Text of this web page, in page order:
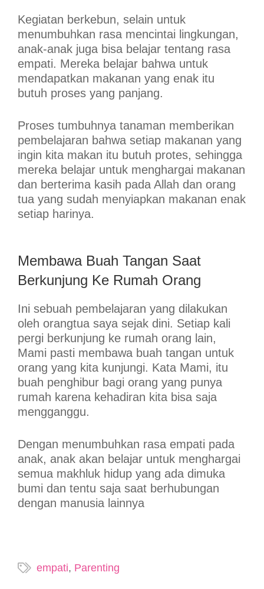
Kegiatan berkebun, selain untuk
menumbuhkan rasa mencintai lingkungan,
anak-anak juga bisa belajar tentang rasa
empati. Mereka belajar bahwa untuk
mendapatkan makanan yang enak itu
butuh proses yang panjang.
Proses tumbuhnya tanaman memberikan
pembelajaran bahwa setiap makanan yang
ingin kita makan itu butuh protes, sehingga
mereka belajar untuk menghargai makanan
dan berterima kasih pada Allah dan orang
tua yang sudah menyiapkan makanan enak
setiap harinya.
Membawa Buah Tangan Saat
Berkunjung Ke Rumah Orang
Ini sebuah pembelajaran yang dilakukan
oleh orangtua saya sejak dini. Setiap kali
pergi berkunjung ke rumah orang lain,
Mami pasti membawa buah tangan untuk
orang yang kita kunjungi. Kata Mami, itu
buah penghibur bagi orang yang punya
rumah karena kehadiran kita bisa saja
mengganggu.
Dengan menumbuhkan rasa empati pada
anak, anak akan belajar untuk menghargai
semua makhluk hidup yang ada dimuka
bumi dan tentu saja saat berhubungan
dengan manusia lainnya
empati, Parenting